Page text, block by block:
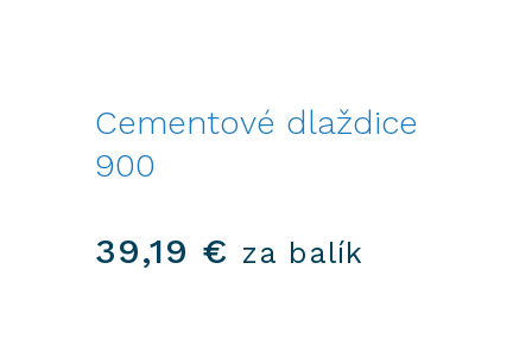
Cementové dlaždice
900
39,19 € za balík